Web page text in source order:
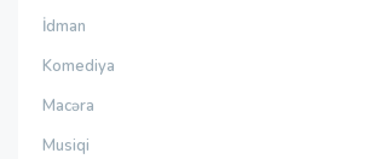
İdman
Komediya
Macəra
Musiqi